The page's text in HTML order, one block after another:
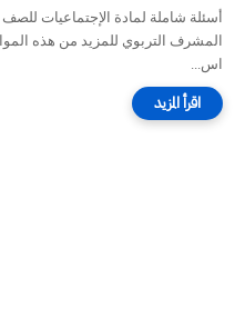
أسئلة شاملة لمادة الإجتماعيات للصف
المشرف التربوي للمزيد من هذه
اس...